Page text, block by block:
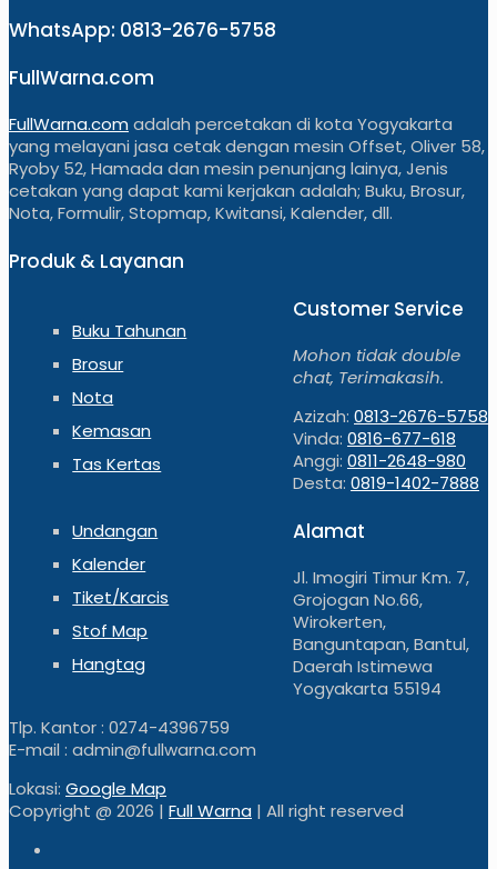
WhatsApp: 0813-2676-5758
FullWarna.com
FullWarna.com adalah percetakan di kota Yogyakarta
yang melayani jasa cetak dengan mesin Offset, Oliver 58,
Ryoby 52, Hamada dan mesin penunjang lainya, Jenis
cetakan yang dapat kami kerjakan adalah; Buku, Brosur,
Nota, Formulir, Stopmap, Kwitansi, Kalender, dll.
Produk & Layanan
Buku Tahunan
Brosur
Nota
Kemasan
Tas Kertas
Undangan
Kalender
Tiket/Karcis
Stof Map
Hangtag
Customer Service
Mohon tidak double
chat, Terimakasih.
Azizah: 0813-2676-5758
Vinda: 0816-677-618
Anggi: 0811-2648-980
Desta: 0819-1402-7888
Alamat
Jl. Imogiri Timur Km. 7,
Grojogan No.66,
Wirokerten,
Banguntapan, Bantul,
Daerah Istimewa
Yogyakarta 55194
Tlp. Kantor : 0274-4396759
E-mail : admin@fullwarna.com
Lokasi: Google Map
Copyright @ 2026 | Full Warna | All right reserved